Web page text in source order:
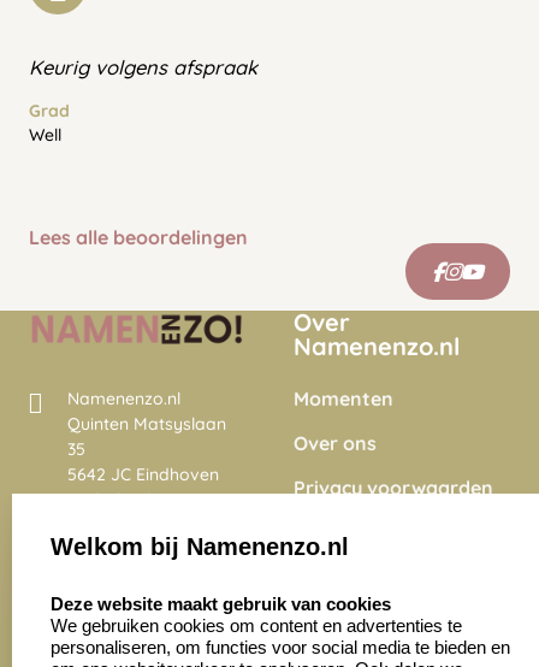
Keurig volgens afspraak
Grad
Well
Lees alle beoordelingen
Namenenzo.nl
Quinten Matsyslaan
35
5642 JC Eindhoven
Nederland
4028 beoordelingen
Over
Namenenzo.nl
Momenten
Over ons
Privacy voorwaarden
Onze vacatures
Welkom bij Namenenzo.nl
Deze website maakt gebruik van cookies
We gebruiken cookies om content en advertenties te
personaliseren, om functies voor social media te bieden en